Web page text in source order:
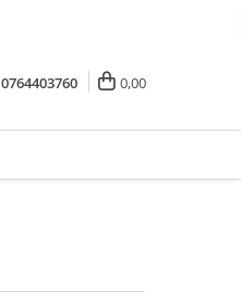
0764403760 0,00